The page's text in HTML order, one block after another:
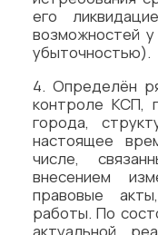
его
возможностей
убыточностью).
4. Определён
контроле КСП,
города,
настоящее
числе,
внесением
правовые
работы. По